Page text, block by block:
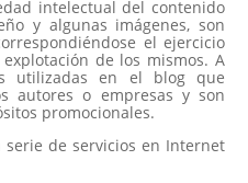
intelectual del contenido
y algunas imágenes, son
el ejercicio
de los mismos. A
utilizadas en el blog que
autores o empresas y son
promocionales.
serie de servicios en Internet